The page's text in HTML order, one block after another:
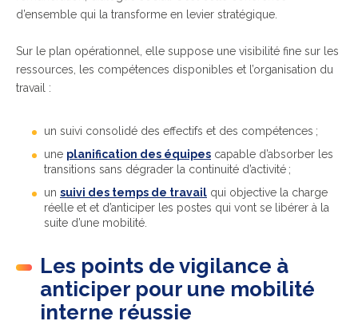
d’ensemble qui la transforme en levier stratégique.
Sur le plan opérationnel, elle suppose une visibilité fine sur les
ressources, les compétences disponibles et l’organisation du
travail :
un suivi consolidé des effectifs et des compétences ;
une planification des équipes capable d’absorber les
transitions sans dégrader la continuité d’activité ;
un suivi des temps de travail qui objective la charge
réelle et et d’anticiper les postes qui vont se libérer à la
suite d’une mobilité.
Les points de vigilance à
anticiper pour une mobilité
interne réussie